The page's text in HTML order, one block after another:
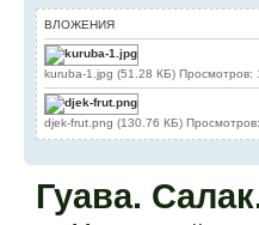
ВЛОЖЕНИЯ
kuruba-1.jpg (51.28 КБ) Просмотров:
djek-frut.png (130.76 КБ)
Гуава.